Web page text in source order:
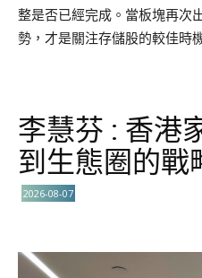
整是否已經完成。當板塊再次
勢，才是關注存儲股的較佳時
李慧芬 : 香港
到生態圈的戰
2026-08-07